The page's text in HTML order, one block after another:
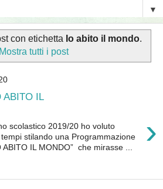
▼
con etichetta Io abito il mondo.
Mostra tutti i post
ABITO IL
›
scolastico 2019/20 ho voluto
stilando una Programmazione
ABITO IL MONDO” che mirasse ...